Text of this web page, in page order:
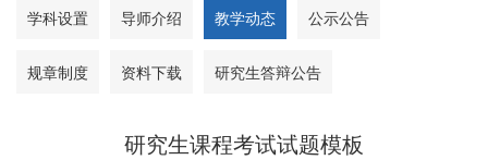
学科设置 导师介绍 教学动态 公示公告
规章制度 资料下载 研究生答辩公告
研究生课程考试试题模板